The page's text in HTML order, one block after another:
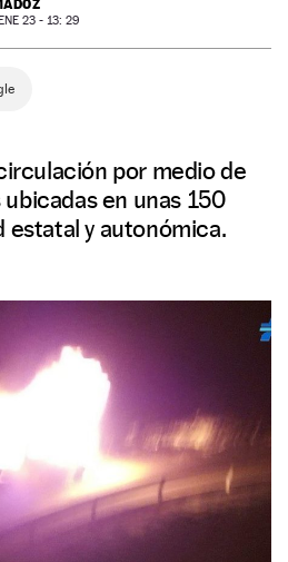
23 - 13: 29
por medio de
en unas 150
estatal y autonómica.